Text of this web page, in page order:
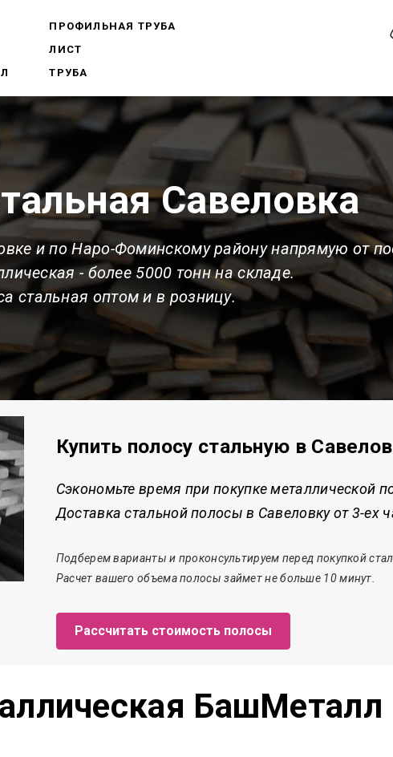
ПРОФИЛЬНАЯ ТРУБА
ЛИСТ
ТРУБА
Савеловка
и по Наро-Фоминскому району напрямую от
- более 5000 тонн на складе.
стальная оптом и в розницу.
Купить полосу стальную в
Сэкономьте время при покупке металлической
Доставка стальной полосы в Савеловку от 3-ех
Подберем варианты и проконсультируем перед покупкой
Расчет вашего объема полосызайметне больше 10 минут.
Рассчитать стоимость полосы
БашМеталл